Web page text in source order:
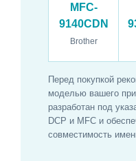
MFC-
9140CDN
Brother
Перед покупкой
моделью вашего
разработан под
DCP и MFC и
совместимость